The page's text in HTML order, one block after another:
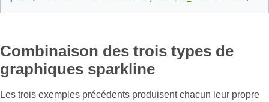
Combinaison des trois types de
graphiques sparkline
Les trois exemples précédents produisent chacun leur propre